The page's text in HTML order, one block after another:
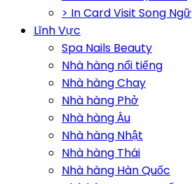
> In Card Visit Song Ngữ
Lĩnh Vực
Spa Nails Beauty
Nhà hàng nổi tiếng
Nhà hàng Chay
Nhà hàng Phở
Nhà hàng Âu
Nhà hàng Nhật
Nhà hàng Thái
Nhà hàng Hàn Quốc